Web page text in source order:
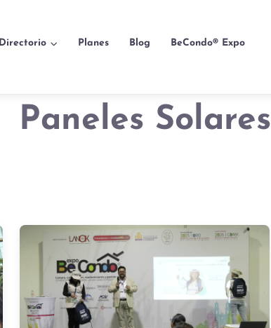
Directorio Planes Blog BeCondo® Expo
Paneles Solares